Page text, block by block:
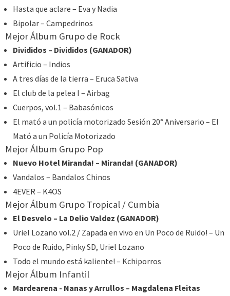
Hasta que aclare – Eva y Nadia
Bipolar – Campedrinos
Mejor Álbum Grupo de Rock
Divididos – Divididos (GANADOR)
Artificio – Indios
A tres días de la tierra – Eruca Sativa
El club de la pelea I – Airbag
Cuerpos, vol.1 – Babasónicos
El mató a un policía motorizado Sesión 20° Aniversario – El
Mató a un Policía Motorizado
Mejor Álbum Grupo Pop
Nuevo Hotel Miranda! – Miranda! (GANADOR)
Vandalos – Bandalos Chinos
4EVER – K4OS
Mejor Álbum Grupo Tropical / Cumbia
El Desvelo – La Delio Valdez (GANADOR)
Uriel Lozano vol.2 / Zapada en vivo en Un Poco de Ruido! – Un
Poco de Ruido, Pinky SD, Uriel Lozano
Todo el mundo está kaliente! – Kchiporros
Mejor Álbum Infantil
Mardearena - Nanas y Arrullos – Magdalena Fleitas